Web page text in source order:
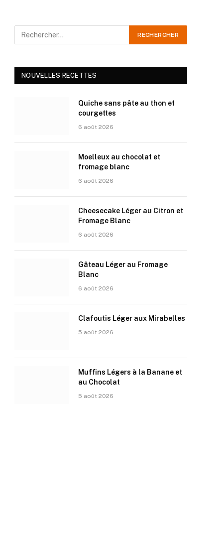
NOUVELLES RECETTES
Quiche sans pâte au thon et
courgettes
6 août 2026
Moelleux au chocolat et
fromage blanc
6 août 2026
Cheesecake Léger au Citron et
Fromage Blanc
6 août 2026
Gâteau Léger au Fromage
Blanc
6 août 2026
Clafoutis Léger aux Mirabelles
5 août 2026
Muffins Légers à la Banane et
au Chocolat
5 août 2026